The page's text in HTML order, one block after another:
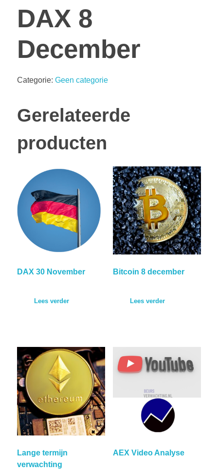
DAX 8
December
Categorie: Geen categorie
Gerelateerde
producten
DAX 30 November
Lees verder
Bitcoin 8 december
Lees verder
Lange termijn
verwachting
AEX Video Analyse